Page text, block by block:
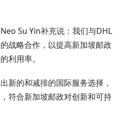
Su Yin补充说：我们与DHL
战略合作，以提高新加坡邮政
利用率。
新的和减排的国际服务选择，
符合新加坡邮政对创新和可持